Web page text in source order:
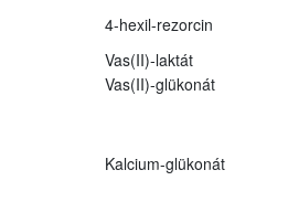
4-hexil-rezorcin
Vas(II)-laktát
Vas(II)-glükonát
Kalcium-glükonát